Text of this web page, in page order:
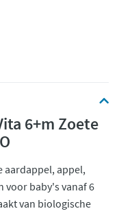
6+m Zoete
aardappel, appel,
voor baby's vanaf 6
van biologische